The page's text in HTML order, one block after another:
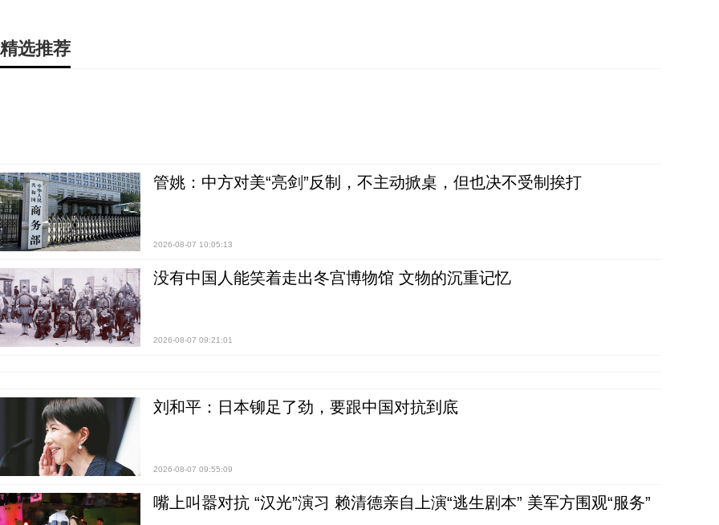
精选推荐
管姚：中方对美“亮剑”反制，不主动掀桌，但也决不受制挨打
2026-08-07 10:05:13
没有中国人能笑着走出冬宫博物馆 文物的沉重记忆
2026-08-07 09:21:01
刘和平：日本铆足了劲，要跟中国对抗到底
2026-08-07 09:55:09
嘴上叫嚣对抗 “汉光”演习 赖清德亲自上演“逃生剧本” 美军方围观“服务”